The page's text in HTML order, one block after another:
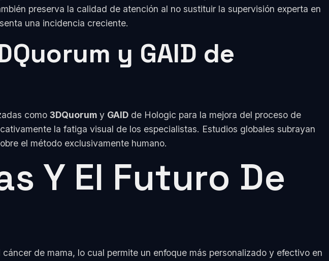
preserva la calidad de atención al no sustituir la supervisión experta en
una incidencia creciente.
y GAID de
como 3DQuorum y GAID de Hologic para la mejora del proceso de
la fatiga visual de los especialistas. Estudios globales subrayan
el método exclusivamente humano.
Y El Futuro De
de mama, lo cual permite un enfoque más personalizado y efectivo en